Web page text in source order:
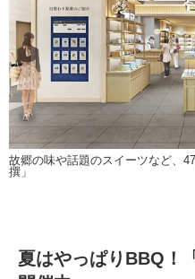
故郷の味や話題のスイーツなど、
撰」
夏はやっぱりBBQ！